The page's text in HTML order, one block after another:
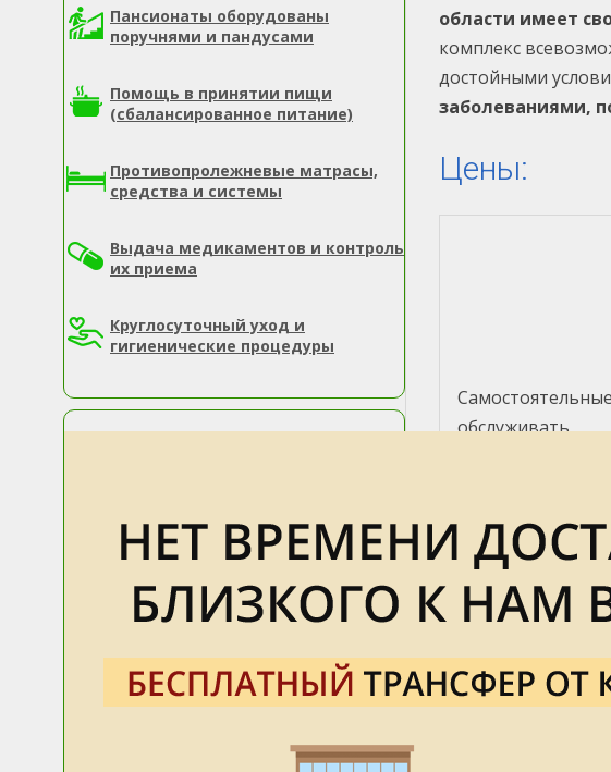
области имеет
комплекс
достойными
заболеваниями,
Цены:
обслуживать
Для
Лежачие
стадиями
В стоимость
Пансионаты оборудованы
поручнями и пандусами
Помощь в принятии пищи
(сбалансированное питание)
Противопролежневые матрасы,
средства и системы
Выдача медикаментов и контроль
их приема
Круглосуточный уход и
гигиенические процедуры